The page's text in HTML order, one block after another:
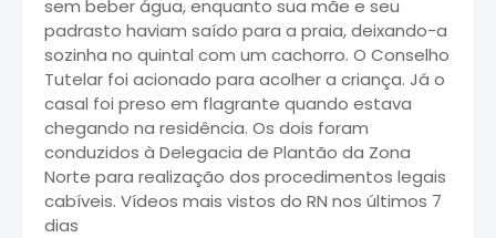
sem beber água, enquanto sua mãe e seu
padrasto haviam saído para a praia, deixando-a
sozinha no quintal com um cachorro. O Conselho
Tutelar foi acionado para acolher a criança. Já o
casal foi preso em flagrante quando estava
chegando na residência. Os dois foram
conduzidos à Delegacia de Plantão da Zona
Norte para realização dos procedimentos legais
cabíveis. Vídeos mais vistos do RN nos últimos 7
dias